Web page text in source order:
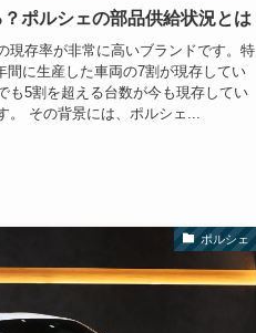
ポルシェの部品供給状況とは
現存率が非常に高いブランドです。特
間に生産した車両の7割が現存してい
も5割を超える台数が今も現存してい
。 その背景には、ポルシェ...
ポルシェ